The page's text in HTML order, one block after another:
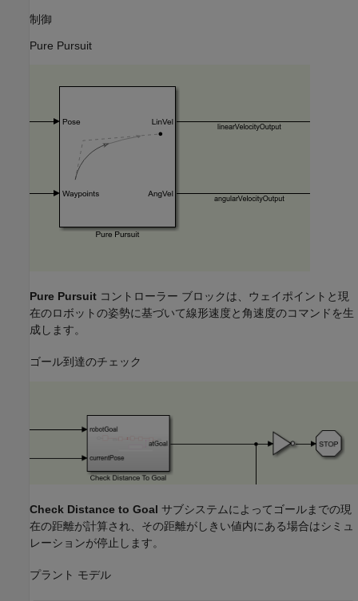
制御
Pure Pursuit
Pure Pursuit コントローラー ブロックは、ウェイポイントと現
在のロボットの姿勢に基づいて線形速度と角速度のコマンドを生
成します。
ゴール到達のチェック
Check Distance to Goal サブシステムによってゴールまでの現
在の距離が計算され、その距離がしきい値内にある場合はシミュ
レーションが停止します。
プラント モデル